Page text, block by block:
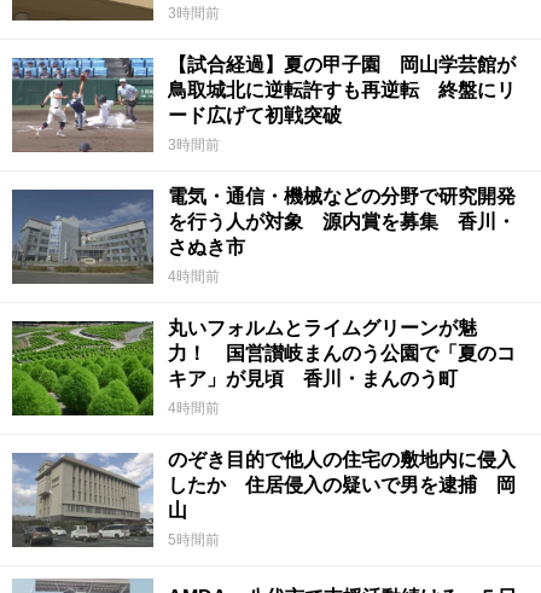
3時間前
【試合経過】夏の甲子園 岡山学芸館が
鳥取城北に逆転許すも再逆転 終盤にリ
ード広げて初戦突破
3時間前
電気・通信・機械などの分野で研究開発
を行う人が対象 源内賞を募集 香川・
さぬき市
4時間前
丸いフォルムとライムグリーンが魅
力！ 国営讃岐まんのう公園で「夏のコ
キア」が見頃 香川・まんのう町
4時間前
のぞき目的で他人の住宅の敷地内に侵入
したか 住居侵入の疑いで男を逮捕 岡
山
5時間前